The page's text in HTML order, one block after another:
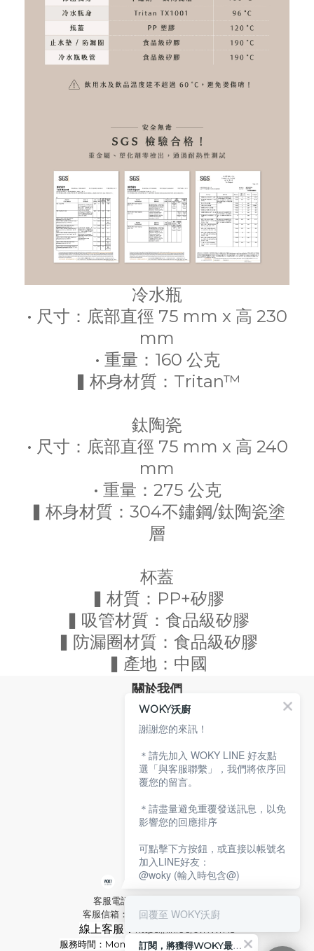
冷水瓶
• 尺寸：底部直徑 75 mm x 高 230
mm
• 重量：160 公克
▍杯身材質：Tritan™
鈦陶瓷
• 尺寸：底部直徑 75 mm x 高 240
mm
• 重量：275 公克
▍杯身材質：304不鏽鋼/鈦陶瓷塗
層
杯蓋
▍材質：PP+矽膠
▍吸管材質：食品級矽膠
▍防漏圈材質：食品級矽膠
▍ 產地：中國
關於我們
品牌故事
專業技術
環保沃廚
顧客服務
服務條款
隱私權政策
聯絡沃廚
客服電話：02-2592-2921 分機9
客服信箱：service@woky.com.tw
線上客服：
服務時間：Mon-Fri09:00-13:00 / 14:00-18:00
WOKY沃廚
謝謝您的來訊！
＊請先加入 WOKY LINE 好友點
選「與客服聯繫」，我們將依序回
覆您的留言。
＊請盡量避免重覆發送訊息，以免
影響您的回應排序
可點擊下方按鈕，或直接以帳號名
加入LINE好友：
@woky (輸入時包含@)
回覆至 WOKY沃廚
訂閱，將獲得WOKY最新消息